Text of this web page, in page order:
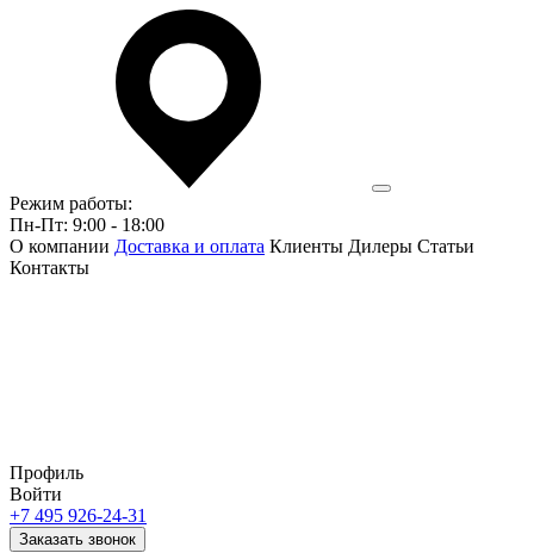
Режим работы:
Пн-Пт: 9:00 - 18:00
О компании Доставка и оплата Клиенты Дилеры Статьи
Контакты
Профиль
Войти
+7 495 926-24-31
Заказать звонок